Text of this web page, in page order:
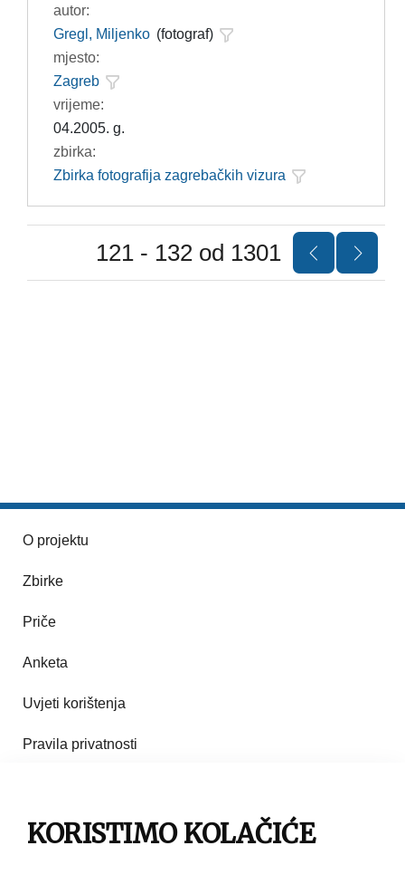
autor:
Gregl, Miljenko (fotograf)
mjesto:
Zagreb
vrijeme:
04.2005. g.
zbirka:
Zbirka fotografija zagrebačkih vizura
121 - 132 od 1301
O projektu
Zbirke
Priče
Anketa
Uvjeti korištenja
Pravila privatnosti
Pravila korištenja
KORISTIMO KOLAČIĆE